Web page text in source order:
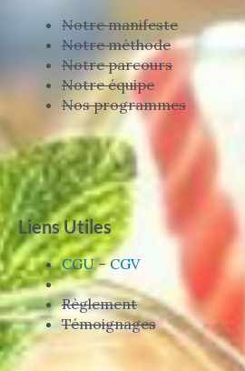
Notre manifeste
Notre méthode
Notre parcours
Notre équipe
Nos programmes
Liens Utiles
CGU–CGV
Règlement
Témoignages